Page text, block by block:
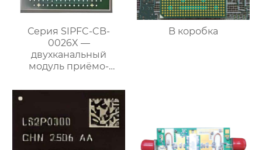
Серия SIPFC-CB-
0026X —
двухканальный
модуль приёмо-
преобразования
B коробка